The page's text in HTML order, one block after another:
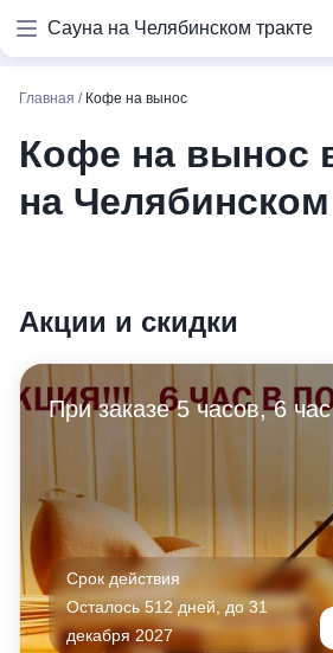
Сауна на Челябинском тракте
Главная / Кофе на вынос
Кофе на вынос
на Челябинском
Акции и скидки
При заказе 5 часов, 6
Срок действия
Осталось 512 дней, до 31
декабря 2027